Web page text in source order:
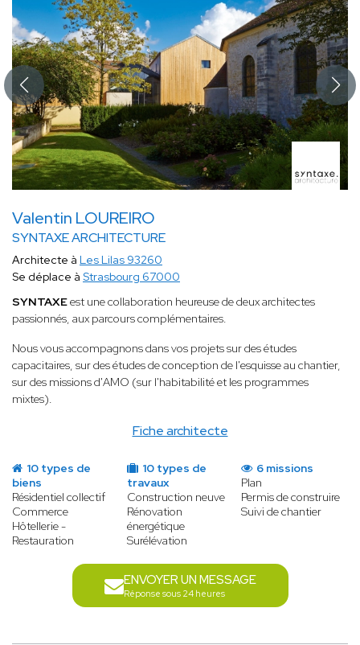
Valentin LOUREIRO
SYNTAXE ARCHITECTURE
Fiche architecte
Architecte à Les Lilas 93260
Se déplace à Strasbourg 67000
SYNTAXEest une collaboration heureuse de deux architectes
passionnés, aux parcours complémentaires.
Nous vous accompagnons dans vos projets sur des études
capacitaires, sur des études de conception de l'esquisse au chantier,
sur des missions d'AMO (sur l'habitabilité et les programmes
mixtes).
10 types de
biens
Résidentiel collectif
Commerce
Hôtellerie -
Restauration
10 types de
travaux
Construction neuve
Rénovation
énergétique
Surélévation
6 missions
Plan
Permis de construire
Suivi de chantier
ENVOYER UN MESSAGE
Réponse sous 24 heures